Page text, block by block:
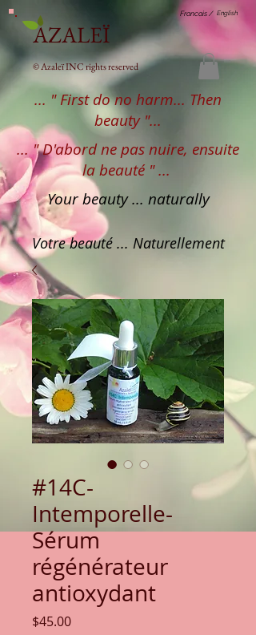
AZALEÏ
English
Francais /
© Azaleï INC rights reserved
... " First do no harm... Then
beauty "...
... " D'abord ne pas nuire, ensuite
la beauté " ...
Your beauty ... naturally
Votre beauté ... Naturellement
#14C-
Intemporelle-
Sérum
régénérateur
antioxydant
$45.00Price